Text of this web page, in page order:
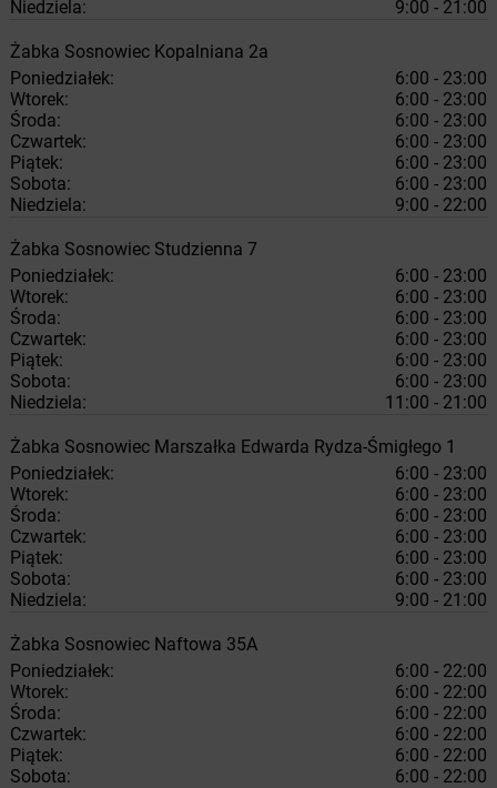
Niedziela: 9:00 - 21:00
Żabka Sosnowiec Kopalniana 2a
Poniedziałek:
6:00 - 23:00
Wtorek:
6:00 - 23:00
Środa:
6:00 - 23:00
Czwartek:
6:00 - 23:00
Piątek:
6:00 - 23:00
Sobota:
6:00 - 23:00
Niedziela:
9:00 - 22:00
Żabka Sosnowiec Studzienna 7
Poniedziałek:
6:00 - 23:00
Wtorek:
6:00 - 23:00
Środa:
6:00 - 23:00
Czwartek:
6:00 - 23:00
Piątek:
6:00 - 23:00
Sobota:
6:00 - 23:00
Niedziela:
11:00 - 21:00
Żabka Sosnowiec Marszałka Edwarda Rydza-Śmigłego 1
Poniedziałek:
6:00 - 23:00
Wtorek:
6:00 - 23:00
Środa:
6:00 - 23:00
Czwartek:
6:00 - 23:00
Piątek:
6:00 - 23:00
Sobota:
6:00 - 23:00
Niedziela:
9:00 - 21:00
Żabka Sosnowiec Naftowa 35A
Poniedziałek:
6:00 - 22:00
Wtorek:
6:00 - 22:00
Środa:
6:00 - 22:00
Czwartek:
6:00 - 22:00
Piątek:
6:00 - 22:00
Sobota:
6:00 - 22:00